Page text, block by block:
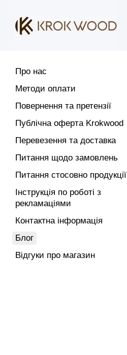
Про нас
Методи оплати
Повернення та претензії
Публічна оферта Krokwood
Перевезення та доставка
Питання щодо замовлень
Питання стосовно продукції
Інструкція по роботі з
рекламаціями
Контактна інформація
Блог
Відгуки про магазин